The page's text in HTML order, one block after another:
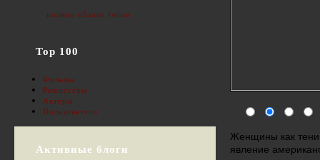
Женщины как тени
явление
полное облако тегов
Top 100
Фильмы
Режиссеры
Актеры
Пользователи
Активные блоги